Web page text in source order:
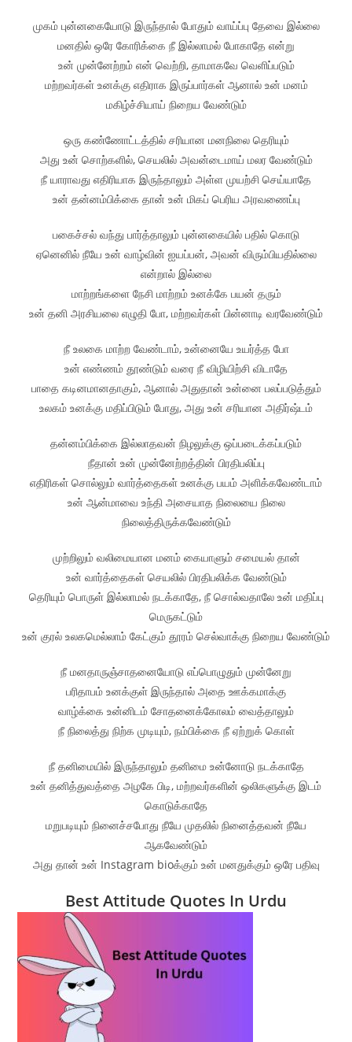
முகம் புன்னகையோடு இருந்தால் போதும் வாய்ப்பு தேவை இல்லை
மனதில் ஒரே கோரிக்கை நீ இல்லாமல் போகாதே என்று
உன் முன்னேற்றம் என் வெற்றி, தாமாகவே வெளிப்படும்
மற்றவர்கள் உனக்கு எதிராக இருப்பார்கள் ஆனால் உன் மனம்
மகிழ்ச்சியாய் நிறைய வேண்டும்
ஒரு கண்ணோட்டத்தில் சரியான மனநிலை தெரியும்
அது உன் சொற்களில், செயலில் அவன்டைமாய் மலர வேண்டும்
நீ யாராவது எதிரியாக இருந்தாலும் அள்ள முயற்சி செய்யாதே
உன் தன்னம்பிக்கை தான் உன் மிகப் பெரிய அரவணைப்பு
பகைச்சல் வந்து பார்த்தாலும் புன்னகையில் பதில் கொடு
ஏனெனில் நீயே உன் வாழ்வின் ஐயப்பன், அவன் விரும்பியதில்லை
என்றால் இல்லை
மாற்றங்களை நேசி மாற்றம் உனக்கே பயன் தரும்
உன் தனி அரசியலை எழுதி போ, மற்றவர்கள் பின்னாடி வரவேண்டும்
நீ உலகை மாற்ற வேண்டாம், உன்னையே உயர்த்த போ
உன் எண்ணம் தூண்டும் வரை நீ விழியிற்சி விடாதே
பாதை கடினமானதாகும், ஆனால் அதுதான் உன்னை பலப்படுத்தும்
உலகம் உனக்கு மதிப்பிடும் போது, அது உன் சரியான அதிர்ஷ்டம்
தன்னம்பிக்கை இல்லாதவன் நிழலுக்கு ஒப்படைக்கப்படும்
நீதான் உன் முன்னேற்றத்தின் பிரதிபலிப்பு
எதிரிகள் சொல்லும் வார்த்தைகள் உனக்கு பயம் அளிக்கவேண்டாம்
உன் ஆன்மாவை உந்தி அசையாத நிலையை நிலை
நிலைத்திருக்கவேண்டும்
முற்றிலும் வலிமையான மனம் கையாளும் சமையல் தான்
உன் வார்த்தைகள் செயலில் பிரதிபலிக்க வேண்டும்
தெரியும் பொருள் இல்லாமல் நடக்காதே, நீ சொல்வதாலே உன் மதிப்பு
மெருகட்டும்
உன் குரல் உலகமெல்லாம் கேட்கும் தூரம் செல்வாக்கு நிறைய வேண்டும்
நீ மனதாருஞ்சாதனையோடு எப்பொழுதும் முன்னேறு
பரிதாபம் உனக்குள் இருந்தால் அதை ஊக்கமாக்கு
வாழ்க்கை உன்னிடம் சோதனைக்கோலம் வைத்தாலும்
நீ நிலைத்து நிற்க முடியும், நம்பிக்கை நீ ஏற்றுக் கொள்
நீ தனிமையில் இருந்தாலும் தனிமை உன்னோடு நடக்காதே
உன் தனித்துவத்தை அழகே பிடி, மற்றவர்களின் ஒலிகளுக்கு இடம்
கொடுக்காதே
மறுபடியும் நினைச்சபோது நீயே முதலில் நினைத்தவன் நீயே
ஆகவேண்டும்
அது தான் உன் Instagram bioக்கும் உன் மனதுக்கும் ஒரே பதிவு
Best Attitude Quotes In Urdu